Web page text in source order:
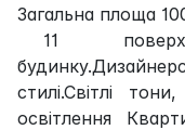
Загальна площа
11
стилі.Світлі
освітлення